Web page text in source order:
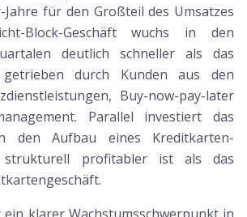
für den Großteil des Umsatzes
Block-Geschäft wuchs in den
deutlich schneller als das
getrieben durch Kunden aus den
Buy-now-pay-later
Parallel investiert das
den Aufbau eines Kreditkarten-
strukturell profitabler ist als das